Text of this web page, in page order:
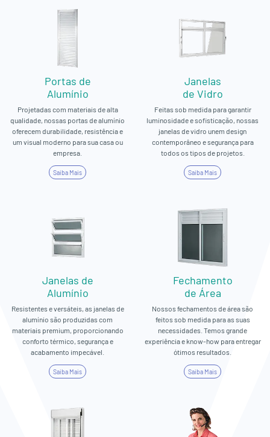
Portas de
Alumínio
Projetadas com materiais de alta
qualidade, nossas portas de alumínio
oferecem durabilidade, resistência e
um visual moderno para sua casa ou
empresa.
Saiba Mais
Janelas
de Vidro
Feitas sob medida para garantir
luminosidade e sofisticação, nossas
janelas de vidro unem design
contemporâneo e segurança para
todos os tipos de projetos.
Saiba Mais
Janelas de
Alumínio
Resistentes e versáteis, as janelas de
alumínio são produzidas com
materiais premium, proporcionando
conforto térmico, segurança e
acabamento impecável.
Saiba Mais
Fechamento
de Área
Nossos fechamentos de área são
feitos sob medida para as suas
necessidades. Temos grande
experiência e know-how para entregar
ótimos resultados.
Saiba Mais